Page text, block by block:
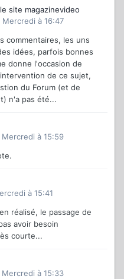
site magazinevideo
Mercredi à 16:47
commentaires, les uns
idées, parfois bonnes
donne l'occasion de
de ce sujet,
du Forum (et de
n'a pas été...
Mercredi à 15:59
à 15:41
réalisé, le passage de
avoir besoin
courte...
Mercredi à 15:33